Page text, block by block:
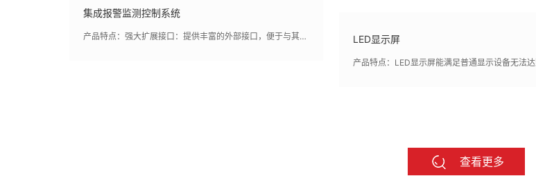
集成报警监测控制系统
产品特点：强大扩展接口：提供丰富的外部接口，便于与其他船 舶系统集成。,先进控制功能：具备自动控制能力，支持复杂的自动 控制逻辑和安全联锁机制； LED显示屏
查看更多